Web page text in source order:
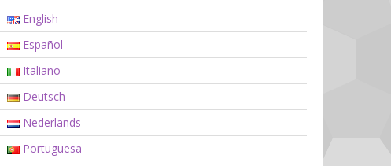
English
Español
Italiano
Deutsch
Nederlands
Portuguesa